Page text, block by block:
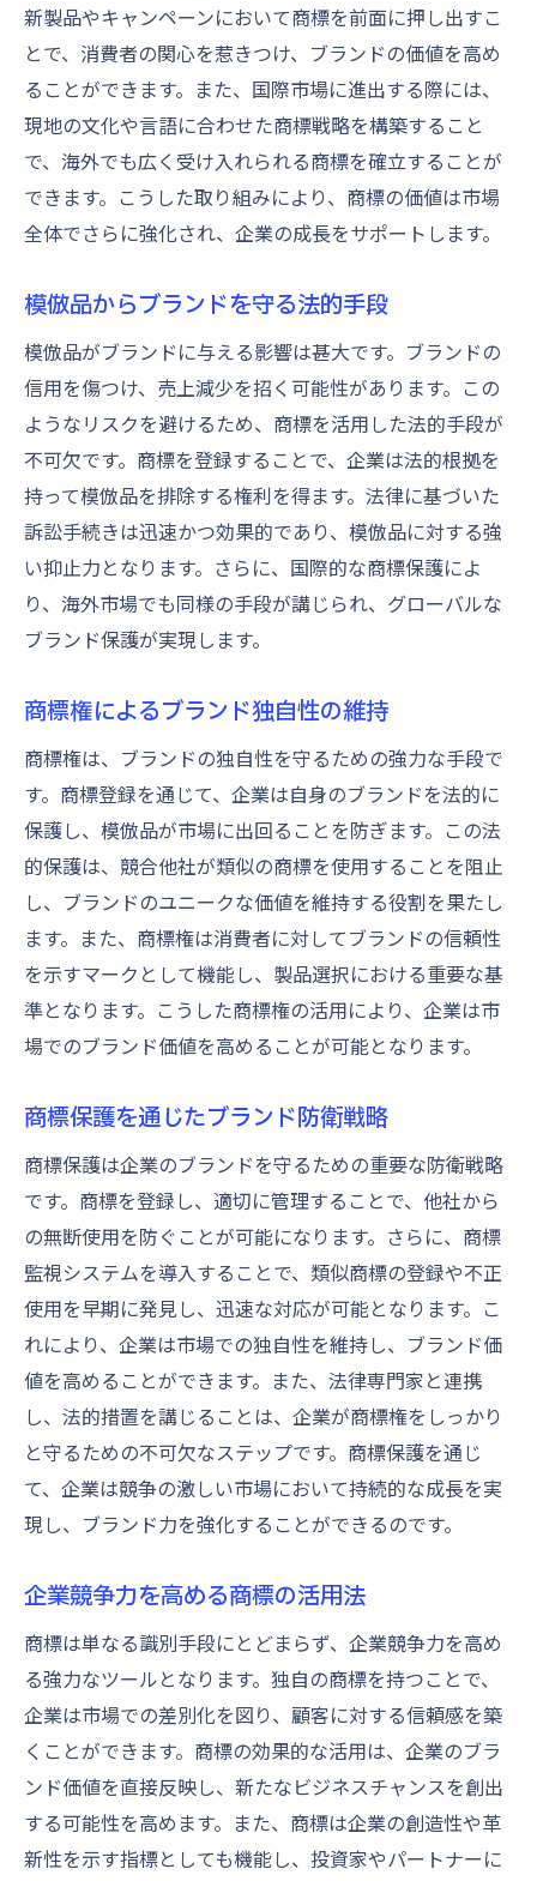
新製品やキャンペーンにおいて商標を前面に押し出すこ
とで、消費者の関心を惹きつけ、ブランドの価値を高め
ることができます。また、国際市場に進出する際には、
現地の文化や言語に合わせた商標戦略を構築すること
で、海外でも広く受け入れられる商標を確立することが
できます。こうした取り組みにより、商標の価値は市場
全体でさらに強化され、企業の成長をサポートします。
模倣品からブランドを守る法的手段
模倣品がブランドに与える影響は甚大です。ブランドの
信用を傷つけ、売上減少を招く可能性があります。この
ようなリスクを避けるため、商標を活用した法的手段が
不可欠です。商標を登録することで、企業は法的根拠を
持って模倣品を排除する権利を得ます。法律に基づいた
訴訟手続きは迅速かつ効果的であり、模倣品に対する強
い抑止力となります。さらに、国際的な商標保護によ
り、海外市場でも同様の手段が講じられ、グローバルな
ブランド保護が実現します。
商標権によるブランド独自性の維持
商標権は、ブランドの独自性を守るための強力な手段で
す。商標登録を通じて、企業は自身のブランドを法的に
保護し、模倣品が市場に出回ることを防ぎます。この法
的保護は、競合他社が類似の商標を使用することを阻止
し、ブランドのユニークな価値を維持する役割を果たし
ます。また、商標権は消費者に対してブランドの信頼性
を示すマークとして機能し、製品選択における重要な基
準となります。こうした商標権の活用により、企業は市
場でのブランド価値を高めることが可能となります。
商標保護を通じたブランド防衛戦略
商標保護は企業のブランドを守るための重要な防衛戦略
です。商標を登録し、適切に管理することで、他社から
の無断使用を防ぐことが可能になります。さらに、商標
監視システムを導入することで、類似商標の登録や不正
使用を早期に発見し、迅速な対応が可能となります。こ
れにより、企業は市場での独自性を維持し、ブランド価
値を高めることができます。また、法律専門家と連携
し、法的措置を講じることは、企業が商標権をしっかり
と守るための不可欠なステップです。商標保護を通じ
て、企業は競争の激しい市場において持続的な成長を実
現し、ブランド力を強化することができるのです。
企業競争力を高める商標の活用法
商標は単なる識別手段にとどまらず、企業競争力を高め
る強力なツールとなります。独自の商標を持つことで、
企業は市場での差別化を図り、顧客に対する信頼感を築
くことができます。商標の効果的な活用は、企業のブラ
ンド価値を直接反映し、新たなビジネスチャンスを創出
する可能性を高めます。また、商標は企業の創造性や革
新性を示す指標としても機能し、投資家やパートナーに